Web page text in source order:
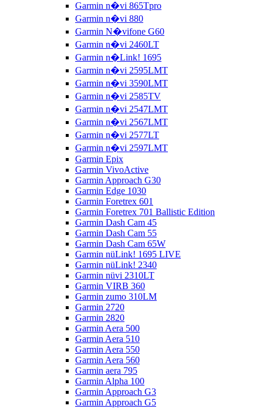
Garmin n�vi 865Tpro
Garmin n�vi 880
Garmin N�vifone G60
Garmin n�vi 2460LT
Garmin n�Link! 1695
Garmin n�vi 2595LMT
Garmin n�vi 3590LMT
Garmin n�vi 2585TV
Garmin n�vi 2547LMT
Garmin n�vi 2567LMT
Garmin n�vi 2577LT
Garmin n�vi 2597LMT
Garmin Epix
Garmin VivoActive
Garmin Approach G30
Garmin Edge 1030
Garmin Foretrex 601
Garmin Foretrex 701 Ballistic Edition
Garmin Dash Cam 45
Garmin Dash Cam 55
Garmin Dash Cam 65W
Garmin nüLink! 1695 LIVE
Garmin nüLink! 2340
Garmin nüvi 2310LT
Garmin VIRB 360
Garmin zumo 310LM
Garmin 2720
Garmin 2820
Garmin Aera 500
Garmin Aera 510
Garmin Aera 550
Garmin Aera 560
Garmin aera 795
Garmin Alpha 100
Garmin Approach G3
Garmin Approach G5